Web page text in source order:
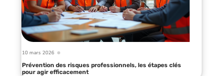
10 mars 2026
Prévention des risques professionnels, les étapes clés
pour agir efficacement